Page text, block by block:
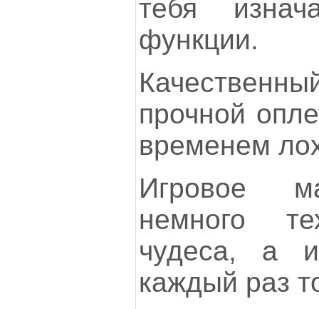
тебя
функции.
прочной
временем
Игровое
немного
чудеса, а
каждый раз